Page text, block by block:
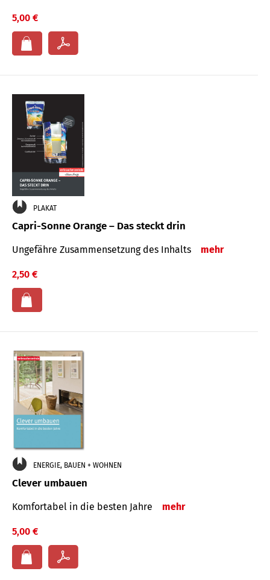
5,00 €
PLAKAT
Capri-Sonne Orange – Das steckt drin
Ungefähre Zu­sammen­setzung des Inhalts mehr
2,50 €
ENERGIE, BAUEN + WOHNEN
Clever umbauen
Komfortabel in die besten Jahre mehr
5,00 €